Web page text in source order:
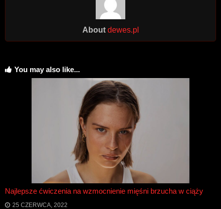
About dewes.pl
You may also like...
Najlepsze ćwiczenia na wzmocnienie mięśni brzucha w ciąży
25 CZERWCA, 2022